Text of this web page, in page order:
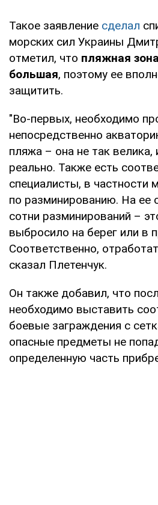
Такое заявление сделал
морских сил Украины
отметил, что пляжная
большая, поэтому ее
защитить.
"Во-первых, необходимо
непосредственно
пляжа – она не так велика,
реально. Также есть
специалисты, в частности
по разминированию. На ее
сотни разминирований –
выбросило на берег или в
Соответственно,
сказал Плетенчук.
Он также добавил, что
необходимо выставить
боевые заграждения с
опасные предметы не
определенную часть